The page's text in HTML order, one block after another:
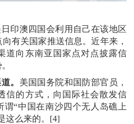
印澳四国会利用自己在该地区
有关国家推送信息。近年来，
道向东南亚国家点对点披露信
。 美国国务院和国防部官员，
信的方式，向国际社会散发信
谓“中国在南沙四个无人岛礁上
这么来的。[4]